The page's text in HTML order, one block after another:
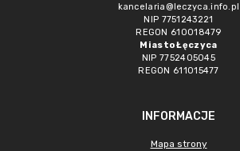
kancelaria@leczyca.info.pl
NIP 7751243221
REGON 610018479
Miasto Łęczyca
NIP 7752405045
REGON 611015477
INFORMACJE
Mapa strony